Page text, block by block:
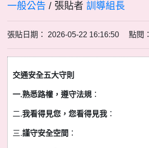
一般公告 / 張貼者 訓導組長
張貼日期： 2026-05-22 16:16:50 點閱：
交通安全五大守則
一.熟悉路權，遵守法規 ：
二.我看得見您，您看得見我 ：
三.謹守安全空間 ：